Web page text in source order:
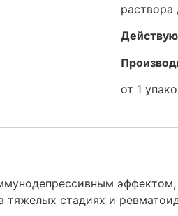
раствора
от 1
эффектом,
тяжелых стадиях и